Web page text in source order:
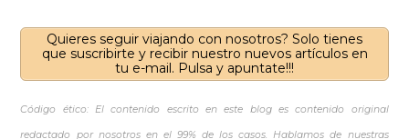
Quieres seguir viajando con nosotros? Solo tienes
que suscribirte y recibir nuestro nuevos artículos en
tu e-mail. Pulsa y apuntate!!!
Código ético: El contenido escrito en este blog es contenido original
redactado por nosotros en el 99% de los casos. Hablamos de nuestras